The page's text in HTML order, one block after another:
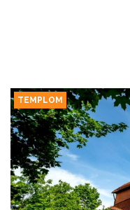
TEMPLOM